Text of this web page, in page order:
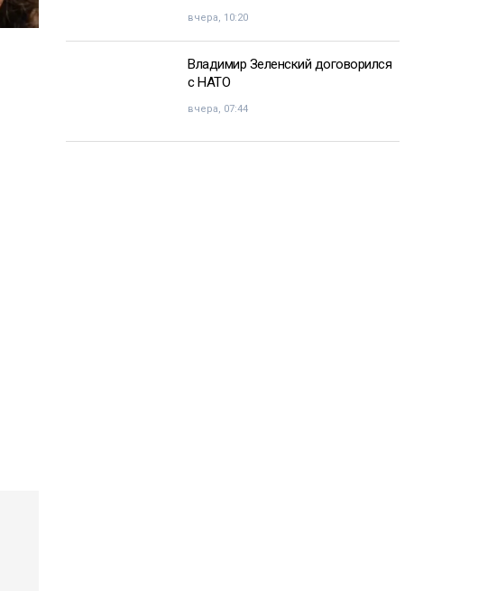
вчера, 10:20
Владимир Зеленский договорился
с НАТО
вчера, 07:44